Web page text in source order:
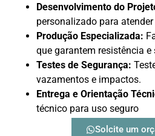
Desenvolvimento do
personalizado para
Produção Especializada:
que garantem resistência e
Testes de Segurança:
vazamentos e impactos.
Entrega e Orientação
técnico para uso seguro
Solcite um